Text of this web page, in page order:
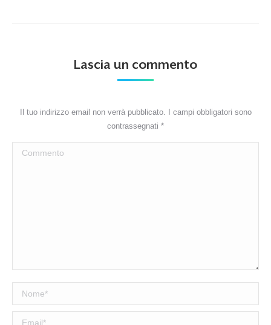
Lascia un commento
Il tuo indirizzo email non verrà pubblicato. I campi obbligatori sono
contrassegnati *
Commento
Nome *
Email *